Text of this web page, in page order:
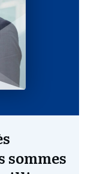
sommes